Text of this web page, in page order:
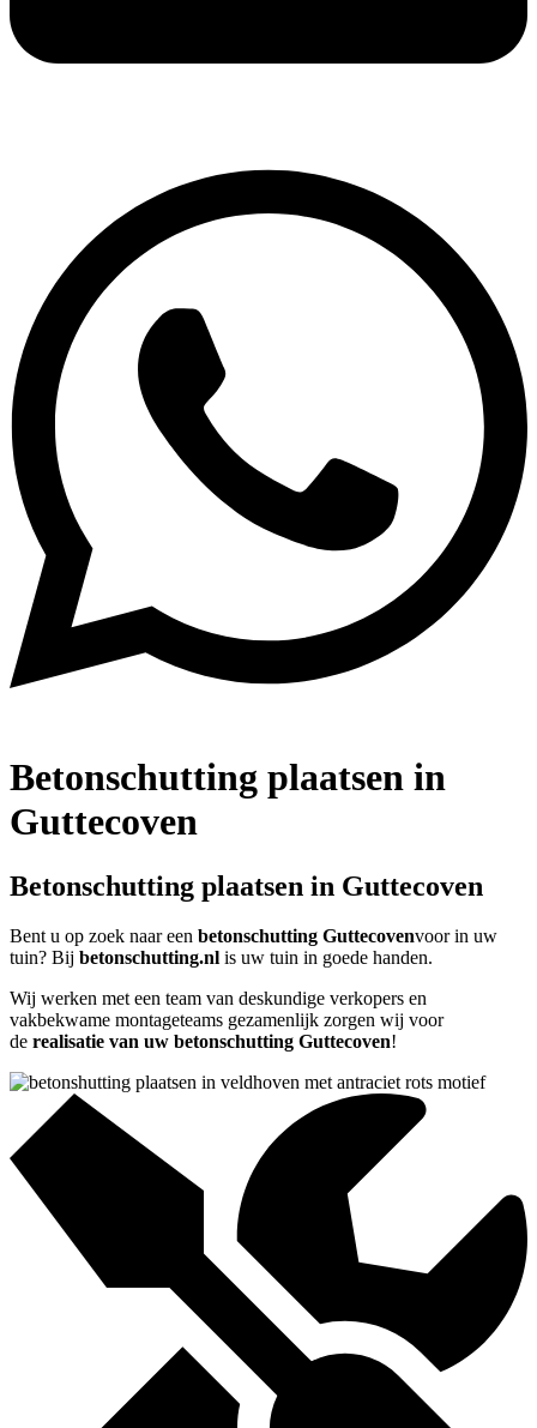
Betonschutting plaatsen in
Guttecoven
Betonschutting plaatsen in Guttecoven
Bent u op zoek naar een betonschutting Guttecovenvoor in uw
tuin? Bij betonschutting.nl is uw tuin in goede handen.
Wij werken met een team van deskundige verkopers en
vakbekwame montageteams gezamenlijk zorgen wij voor
de realisatie van uw betonschutting Guttecoven!